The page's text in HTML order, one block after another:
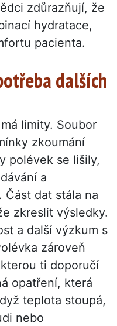
zdůrazňují, že
hydratace,
pacienta.
dalších
limity. Soubor
zkoumání
polévek se lišily,
a
dat stála na
zkreslit výsledky.
a další výzkum s
zároveň
ti doporučí
opatření, která
teplota stoupá,
nebo